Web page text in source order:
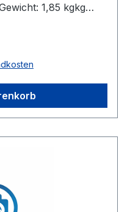
ConCar Material:
32